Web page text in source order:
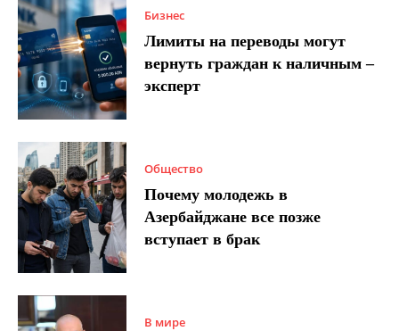
Бизнес
Лимиты на переводы могут
вернуть граждан к наличным –
эксперт
Общество
Почему молодежь в
Азербайджане все позже
вступает в брак
В мире